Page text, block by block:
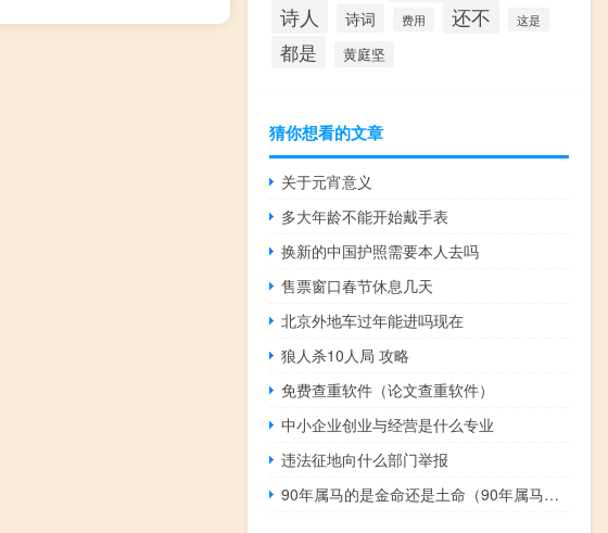
诗人 诗词 费用 还不 这是
都是 黄庭坚
猜你想看的文章
关于元宵意义
多大年龄不能开始戴手表
换新的中国护照需要本人去吗
售票窗口春节休息几天
北京外地车过年能进吗现在
狼人杀10人局 攻略
免费查重软件（论文查重软件）
中小企业创业与经营是什么专业
违法征地向什么部门举报
90年属马的是金命还是土命（90年属马的是什么命）